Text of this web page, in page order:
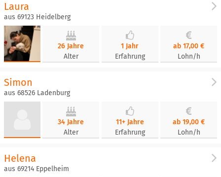
Laura
aus 69123 Heidelberg
26 Jahre
Alter
1 Jahr
Erfahrung
ab 17,00 €
Lohn/h
Simon
aus 68526 Ladenburg
34 Jahre
Alter
11+ Jahre
Erfahrung
ab 19,00 €
Lohn/h
Helena
aus 69214 Eppelheim